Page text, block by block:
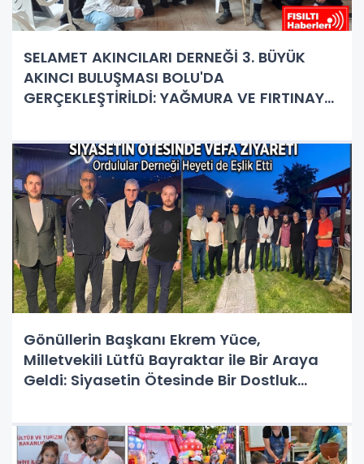
SELAMET AKINCILARI DERNEĞİ 3. BÜYÜK
AKINCI BULUŞMASI BOLU'DA
GERÇEKLEŞTİRİLDİ: YAĞMURA VE FIRTINAYA
Gönüllerin Başkanı Ekrem Yüce,
Milletvekili Lütfü Bayraktar ile Bir Araya
Geldi: Siyasetin Ötesinde Bir Dostluk